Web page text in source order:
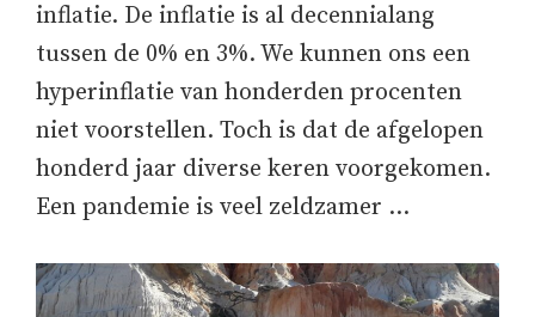
inflatie. De inflatie is al decennialang
tussen de 0% en 3%. We kunnen ons een
hyperinflatie van honderden procenten
niet voorstellen. Toch is dat de afgelopen
honderd jaar diverse keren voorgekomen.
Een pandemie is veel zeldzamer …